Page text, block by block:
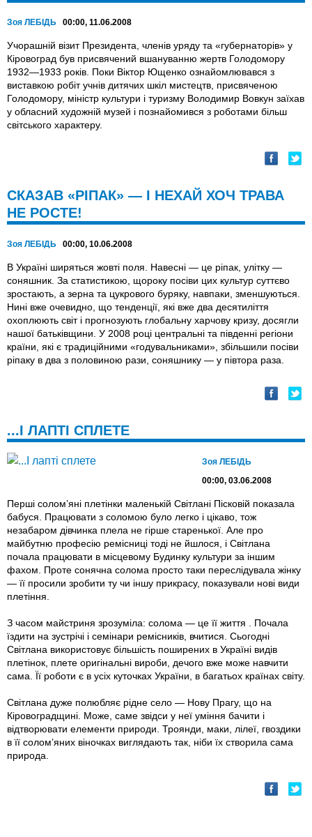
Зоя ЛЕБІДЬ 00:00, 11.06.2008
Учорашній візит Президента, членів уряду та «губернаторів» у
Кіровоград був присвячений вшануванню жертв Голодомору
1932—1933 років. Поки Віктор Ющенко ознайомлювався з
виставкою робіт учнів дитячих шкіл мистецтв, присвяченою
Голодомору, міністр культури і туризму Володимир Вовкун заїхав
у обласний художній музей і познайомився з роботами більш
світського характеру.
СКАЗАВ «РІПАК» — І НЕХАЙ ХОЧ ТРАВА
НЕ РОСТЕ!
Зоя ЛЕБІДЬ 00:00, 10.06.2008
В Україні ширяться жовті поля. Навесні — це ріпак, улітку —
соняшник. За статистикою, щороку посіви цих культур суттєво
зростають, а зерна та цукрового буряку, навпаки, зменшуються.
Нині вже очевидно, що тенденції, які вже два десятиліття
охоплюють світ і прогнозують глобальну харчову кризу, досягли
нашої батьківщини. У 2008 році центральні та південні регіони
країни, які є традиційними «годувальниками», збільшили посіви
ріпаку в два з половиною рази, соняшнику — у півтора раза.
...І ЛАПТІ СПЛЕТЕ
Зоя ЛЕБІДЬ
00:00, 03.06.2008
Перші солом’яні плетінки маленькій Світлані Пісковій показала
бабуся. Працювати з соломою було легко і цікаво, тож
незабаром дівчинка плела не гірше старенької. Але про
майбутню професію ремісниці тоді не йшлося, і Світлана
почала працювати в місцевому Будинку культури за іншим
фахом. Проте сонячна солома просто таки переслідувала жінку
— її просили зробити ту чи іншу прикрасу, показували нові види
плетіння.
З часом майстриня зрозуміла: солома — це її життя . Почала
їздити на зустрічі і семінари ремісників, вчитися. Сьогодні
Світлана використовує більшість поширених в Україні видів
плетінок, плете оригінальні вироби, дечого вже може навчити
сама. Її роботи є в усіх куточках України, в багатьох країнах світу.
Світлана дуже полюбляє рідне село — Нову Прагу, що на
Кіровоградщині. Може, саме звідси у неї уміння бачити і
відтворювати елементи природи. Троянди, маки, лілеї, гвоздики
в її солом’яних віночках виглядають так, ніби їх створила сама
природа.